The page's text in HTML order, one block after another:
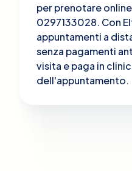
per prenotare
0297133028. Con
appuntamenti a
senza pagamenti
visita e paga in
dell'appuntamento.